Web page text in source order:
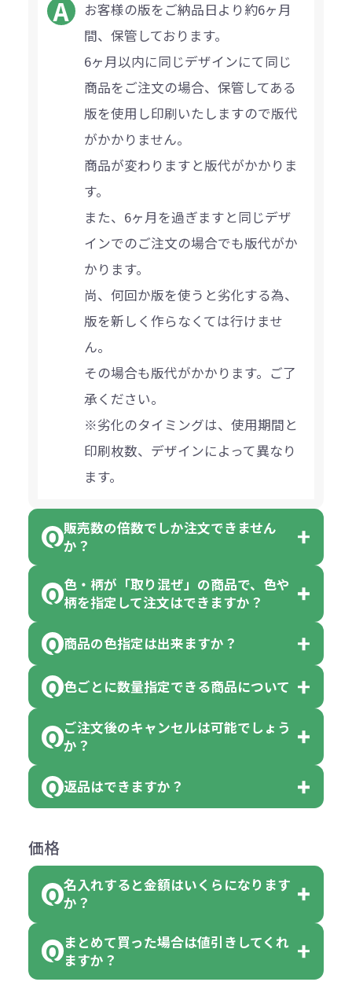
お客様の版をご納品日より約6ヶ月
間、保管しております。
6ヶ月以内に同じデザインにて同じ
商品をご注文の場合、保管してある
版を使用し印刷いたしますので版代
がかかりません。
商品が変わりますと版代がかかりま
す。
また、6ヶ月を過ぎますと同じデザ
インでのご注文の場合でも版代がか
かります。
尚、何回か版を使うと劣化する為、
版を新しく作らなくては行けませ
ん。
その場合も版代がかかります。ご了
承ください。
※劣化のタイミングは、使用期間と
印刷枚数、デザインによって異なり
ます。
販売数の倍数でしか注文できません
か？
一部商品（※）を除き、注文可能数
です。
ります。
【例】注文可能数が100個の場合
は、100個以上でしたら、何個でも
可能です。
色・柄が「取り混ぜ」の商品で、色や
柄を指定して注文はできますか？
「色・柄 取り混ぜ」のラベルがつい
ている商品は、色指定不可となって
ん。
但し、ロゴなど名入れ印刷をされる
商品の色指定は出来ますか？
色指定できる商品もございますが商
品の詳細に「色・柄 取り混ぜ」のラ
ベルや商品画像に「〇色取混ぜ」な
れ等分で100個ずつ入って参ります。
（割り切れない場合は数個単位で前
色指定できる商品に付きましては商
品詳細の購入の所で色が選べるよう
色ごとに数量指定できる商品について
「選べる本体色」のラベルが付いて
す。
い。
例えば…
クエアトート」を300個注文した場
ご注文後のキャンセルは可能でしょう
か？
お客様都合でのキャンセルは、制作
がございます。
ご注文の際は、十分にご確認・ご検
返品はできますか？
めご了承ください。
ただし下記の場合は承っております
●初期不良または不良品（破損、故
障）の場合
価格
名入れすると金額はいくらになります
か？
名入れありの場合の代金の計算方法
は下記の通りです。
まとめて買った場合は値引きしてくれ
ますか？